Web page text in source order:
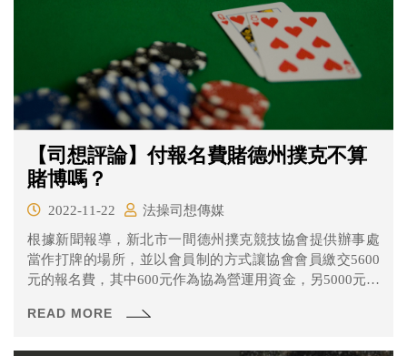
【司想評論】付報名費賭德州撲克不算
賭博嗎？
2022-11-22
法操司想傳媒
根據新聞報導，新北市一間德州撲克競技協會提供辦事處
當作打牌的場所，並以會員制的方式讓協會會員繳交5600
元的報名費，其中600元作為協為營運用資金，另5000元則
點數，可選擇兌換獎品或是將點數保留至下次比賽使用。
READ MORE